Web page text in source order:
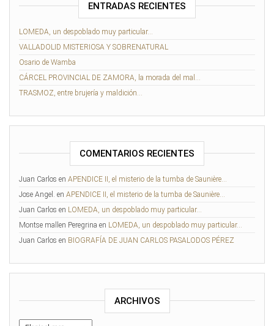
ENTRADAS RECIENTES
LOMEDA, un despoblado muy particular…
VALLADOLID MISTERIOSA Y SOBRENATURAL
Osario de Wamba
CÁRCEL PROVINCIAL DE ZAMORA, la morada del mal…
TRASMOZ, entre brujería y maldición…
COMENTARIOS RECIENTES
Juan Carlos en APENDICE II, el misterio de la tumba de Saunière…
Jose Angel. en APENDICE II, el misterio de la tumba de Saunière…
Juan Carlos en LOMEDA, un despoblado muy particular…
Montse mallen Peregrina en LOMEDA, un despoblado muy particular…
Juan Carlos en BIOGRAFÍA DE JUAN CARLOS PASALODOS PÉREZ
ARCHIVOS
Archivos